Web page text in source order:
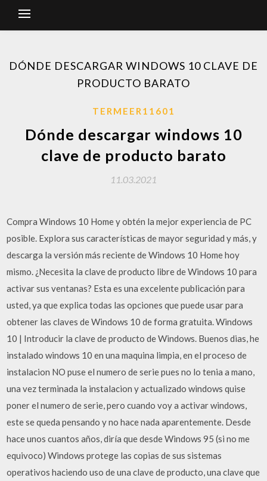
DÓNDE DESCARGAR WINDOWS 10 CLAVE DE
PRODUCTO BARATO
TERMEER11601
Dónde descargar windows 10
clave de producto barato
11.03.2021
Compra Windows 10 Home y obtén la mejor experiencia de PC
posible. Explora sus características de mayor seguridad y más, y
descarga la versión más reciente de Windows 10 Home hoy
mismo. ¿Necesita la clave de producto libre de Windows 10 para
activar sus ventanas? Esta es una excelente publicación para
usted, ya que explica todas las opciones que puede usar para
obtener las claves de Windows 10 de forma gratuita. Windows
10 | Introducir la clave de producto de Windows. Buenos dias, he
instalado windows 10 en una maquina limpia, en el proceso de
instalacion NO puse el numero de serie pues no lo tenia a mano,
una vez terminada la instalacion y actualizado windows quise
poner el numero de serie, pero cuando voy a activar windows,
este se queda pensando y no hace nada aparentemente. Desde
hace unos cuantos años, diría que desde Windows 95 (si no me
equivoco) Windows protege las copias de sus sistemas
operativos haciendo uso de una clave de producto, una clave que